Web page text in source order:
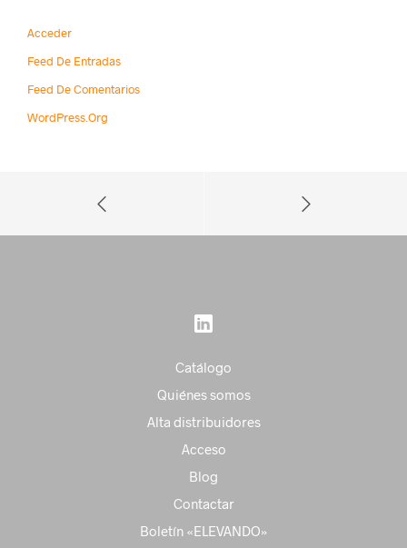
Acceder
Feed De Entradas
Feed De Comentarios
WordPress.org
Catálogo
Quiénes somos
Alta distribuidores
Acceso
Blog
Contactar
Boletín «ELEVANDO»